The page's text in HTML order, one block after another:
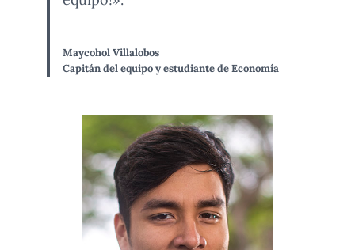
Maycohol Villalobos
Capitán del equipo y estudiante de Economía